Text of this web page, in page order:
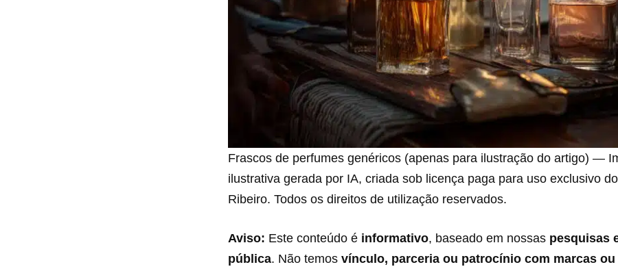
Frascos de perfumes genéricos (apenas para ilustração do artigo) —
ilustrativa gerada por IA, criada sob licença paga para uso exclusivo
Ribeiro. Todos os direitos de utilização reservados.
Aviso: Este conteúdo é informativo, baseado em nossas pesquisas
pública. Não temos vínculo, parceria ou patrocínio com marcas ou